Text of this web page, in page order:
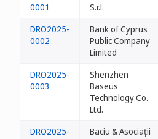
0001
S.r.l.
DRO2025-
0002
Bank of Cyprus
Public Company
Limited
DRO2025-
0003
Shenzhen
Baseus
Technology Co.
Ltd.
DRO2025-
Baciu & Asociații